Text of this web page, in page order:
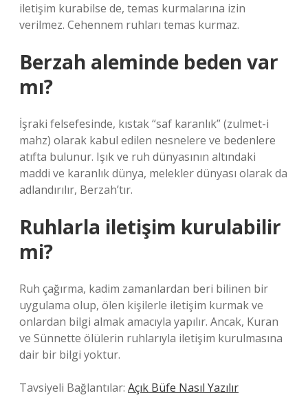
iletişim kurabilse de, temas kurmalarına izin
verilmez. Cehennem ruhları temas kurmaz.
Berzah aleminde beden var
mı?
İşraki felsefesinde, kıstak “saf karanlık” (zulmet-i
mahz) olarak kabul edilen nesnelere ve bedenlere
atıfta bulunur. Işık ve ruh dünyasının altındaki
maddi ve karanlık dünya, melekler dünyası olarak da
adlandırılır, Berzah’tır.
Ruhlarla iletişim kurulabilir
mi?
Ruh çağırma, kadim zamanlardan beri bilinen bir
uygulama olup, ölen kişilerle iletişim kurmak ve
onlardan bilgi almak amacıyla yapılır. Ancak, Kuran
ve Sünnette ölülerin ruhlarıyla iletişim kurulmasına
dair bir bilgi yoktur.
Tavsiyeli Bağlantılar: Açık Büfe Nasıl Yazılır